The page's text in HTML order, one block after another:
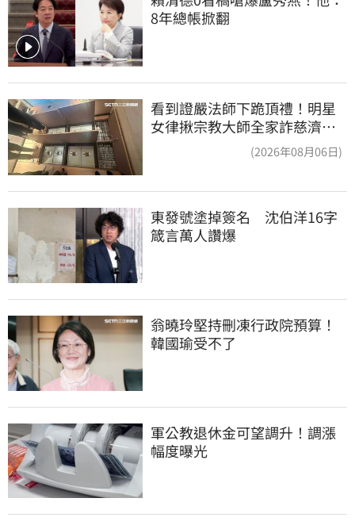
8年總帳掀翻
看到證嚴法師下跪頂禮！明星
女律揪宗教大師全家詐慈濟…
(2026年08月06日)
東發號塗掉簽名　沈伯洋16字
箴言萬人讚爆
翁曉玲堅持刪凍行政院預算！
韓國瑜受不了
軍公教退休金可望調升！調漲
幅度曝光